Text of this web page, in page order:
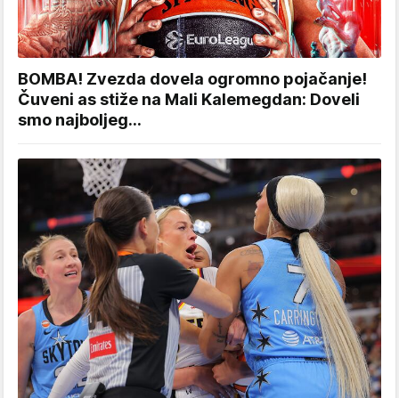
BOMBA! Zvezda dovela ogromno pojačanje!
Čuveni as stiže na Mali Kalemegdan: Doveli
smo najboljeg...